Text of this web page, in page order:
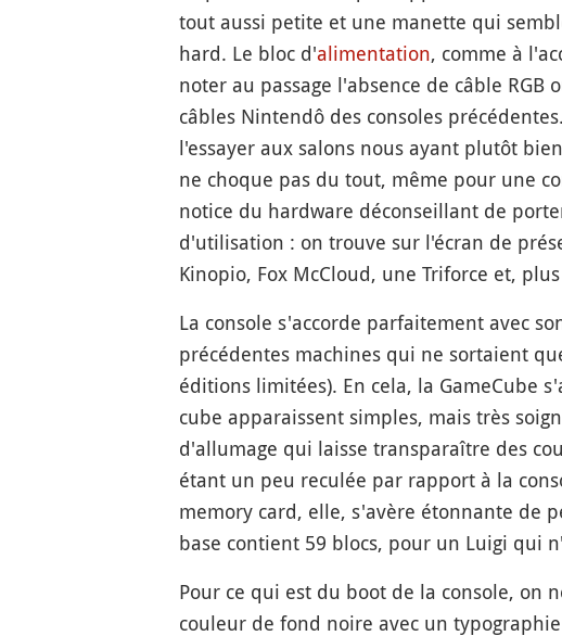
tout aussi petite et une manette qui
hard. Le bloc d'alimentation, comme à
noter au passage l'absence de câble
câbles Nintendô des consoles
l'essayer aux salons nous ayant plutôt
ne choque pas du tout, même pour une
notice du hardware déconseillant de
d'utilisation : on trouve sur l'écran de
Kinopio, Fox McCloud, une Triforce et,
La console s'accorde parfaitement avec
précédentes machines qui ne sortaient
éditions limitées). En cela, la GameCube
cube apparaissent simples, mais très
d'allumage qui laisse transparaître des
étant un peu reculée par rapport à la
memory card, elle, s'avère étonnante de
base contient 59 blocs, pour un Luigi qui
Pour ce qui est du boot de la console, on
couleur de fond noire avec un